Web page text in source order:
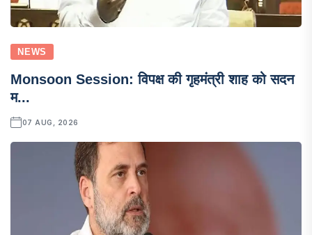
NEWS
Monsoon Session: विपक्ष की गृहमंत्री शाह को सदन
म...
07 AUG, 2026